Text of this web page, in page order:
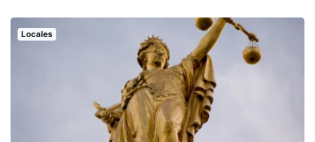
Locales